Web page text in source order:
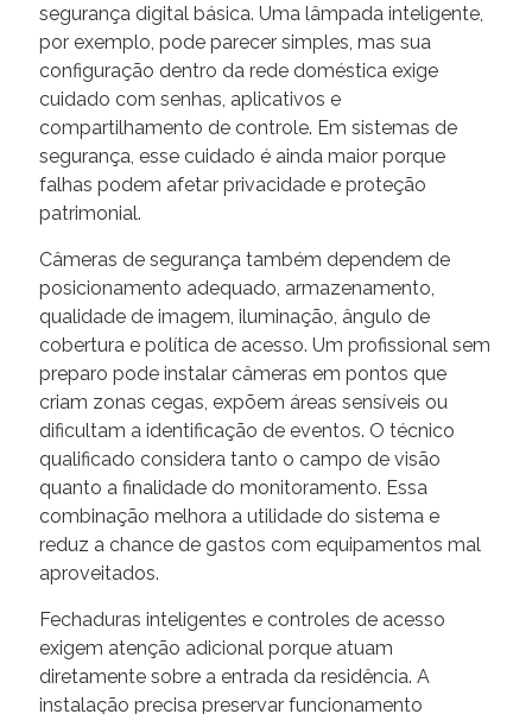
segurança digital básica. Uma lâmpada inteligente,
por exemplo, pode parecer simples, mas sua
configuração dentro da rede doméstica exige
cuidado com senhas, aplicativos e
compartilhamento de controle. Em sistemas de
segurança, esse cuidado é ainda maior porque
falhas podem afetar privacidade e proteção
patrimonial.
Câmeras de segurança também dependem de
posicionamento adequado, armazenamento,
qualidade de imagem, iluminação, ângulo de
cobertura e política de acesso. Um profissional sem
preparo pode instalar câmeras em pontos que
criam zonas cegas, expõem áreas sensíveis ou
dificultam a identificação de eventos. O técnico
qualificado considera tanto o campo de visão
quanto a finalidade do monitoramento. Essa
combinação melhora a utilidade do sistema e
reduz a chance de gastos com equipamentos mal
aproveitados.
Fechaduras inteligentes e controles de acesso
exigem atenção adicional porque atuam
diretamente sobre a entrada da residência. A
instalação precisa preservar funcionamento